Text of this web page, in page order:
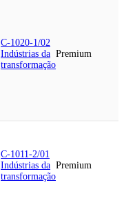
C-1020-1/02
Indústrias da
transformação
Premium
C-1011-2/01
Indústrias da
transformação
Premium